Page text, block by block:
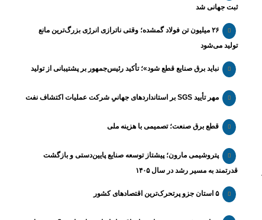
ثبت جهانی شد
۲۶ میلیون تن فولاد گمشده؛ وقتی ناترازی انرژی بزرگ‌ترین مانع
تولید می‌شود
نباید برق صنایع قطع شود»؛ تأکید رئیس‌جمهور بر پشتیبانی از تولید
مهر تأیید SGS بر استانداردهای جهانیِ شرکت عملیات اکتشاف نفت
قطع برق صنعت؛ تصمیمی با هزینه ملی
پتروشیمی مارون؛ پیشتاز توسعه صنایع پایین‌دستی و بازگشت
قدرتمند به مسیر رشد در سال ۱۴۰۵
۵ استان جزو پرتحرک‌ترین اقتصاد‌های کشور